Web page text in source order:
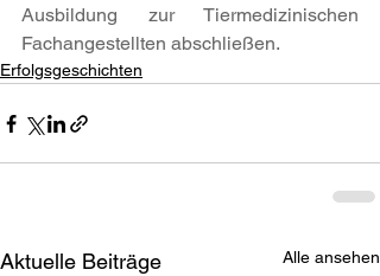
Ausbildung zur Tiermedizinischen
Fachangestellten abschließen.
Erfolgsgeschichten
Aktuelle Beiträge Alle ansehen